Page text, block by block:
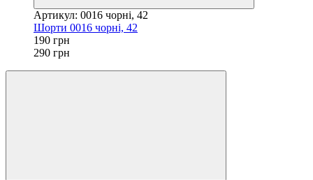
Артикул: 0016 чорні, 42
Шорти 0016 чорні, 42
190 грн
290 грн